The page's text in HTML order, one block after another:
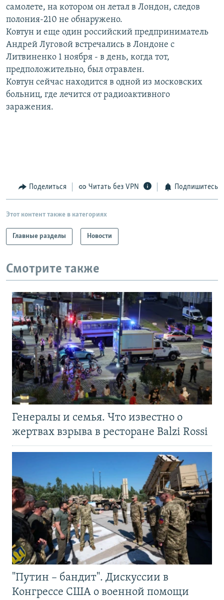
Все сайты РСЕ/РС
самолете, на котором он летал в Лондон, следов
полония-210 не обнаружено.
Ковтун и еще один российский предприниматель
Андрей Луговой встречались в Лондоне с
Литвиненко 1 ноября - в день, когда тот,
предположительно, был отравлен.
Ковтун сейчас находится в одной из московских
больниц, где лечится от радиоактивного
заражения.
Поделиться Читать без VPN Подпишитесь
Этот контент также в категориях
Главные разделы Новости
Смотрите также
Генералы и семья. Что известно о
жертвах взрыва в ресторане Balzi Rossi
"Путин – бандит". Дискуссии в
Конгрессе США о военной помощи